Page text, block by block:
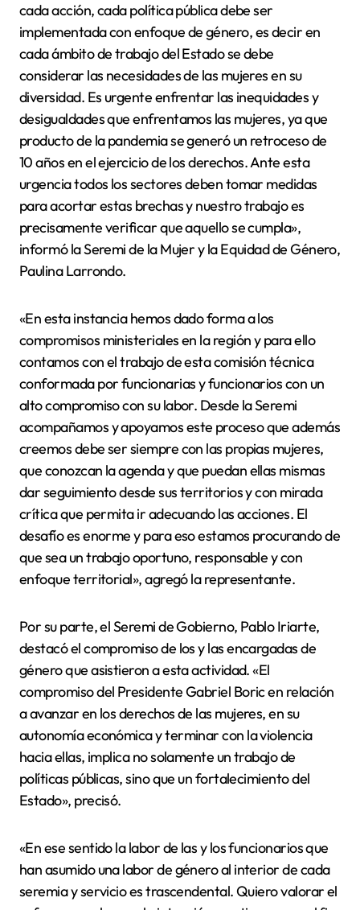
cada acción, cada política pública debe ser
implementada con enfoque de género, es decir en
cada ámbito de trabajo del Estado se debe
considerar las necesidades de las mujeres en su
diversidad. Es urgente enfrentar las inequidades y
desigualdades que enfrentamos las mujeres, ya que
producto de la pandemia se generó un retroceso de
10 años en el ejercicio de los derechos. Ante esta
urgencia todos los sectores deben tomar medidas
para acortar estas brechas y nuestro trabajo es
precisamente verificar que aquello se cumpla»,
informó la Seremi de la Mujer y la Equidad de Género,
Paulina Larrondo.
«En esta instancia hemos dado forma a los
compromisos ministeriales en la región y para ello
contamos con el trabajo de esta comisión técnica
conformada por funcionarias y funcionarios con un
alto compromiso con su labor. Desde la Seremi
acompañamos y apoyamos este proceso que además
creemos debe ser siempre con las propias mujeres,
que conozcan la agenda y que puedan ellas mismas
dar seguimiento desde sus territorios y con mirada
crítica que permita ir adecuando las acciones. El
desafío es enorme y para eso estamos procurando de
que sea un trabajo oportuno, responsable y con
enfoque territorial», agregó la representante.
Por su parte, el Seremi de Gobierno, Pablo Iriarte,
destacó el compromiso de los y las encargadas de
género que asistieron a esta actividad. «El
compromiso del Presidente Gabriel Boric en relación
a avanzar en los derechos de las mujeres, en su
autonomía económica y terminar con la violencia
hacia ellas, implica no solamente un trabajo de
políticas públicas, sino que un fortalecimiento del
Estado», precisó.
«En ese sentido la labor de las y los funcionarios que
han asumido una labor de género al interior de cada
seremia y servicio es trascendental. Quiero valorar el